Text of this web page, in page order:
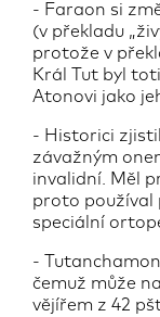
- Faraon si
(v překladu
protože v
Král Tut byl
Atonovi jako
- Historici
závažným
invalidní. Měl
proto používal
speciální
-
čemuž může
vějířem z 42